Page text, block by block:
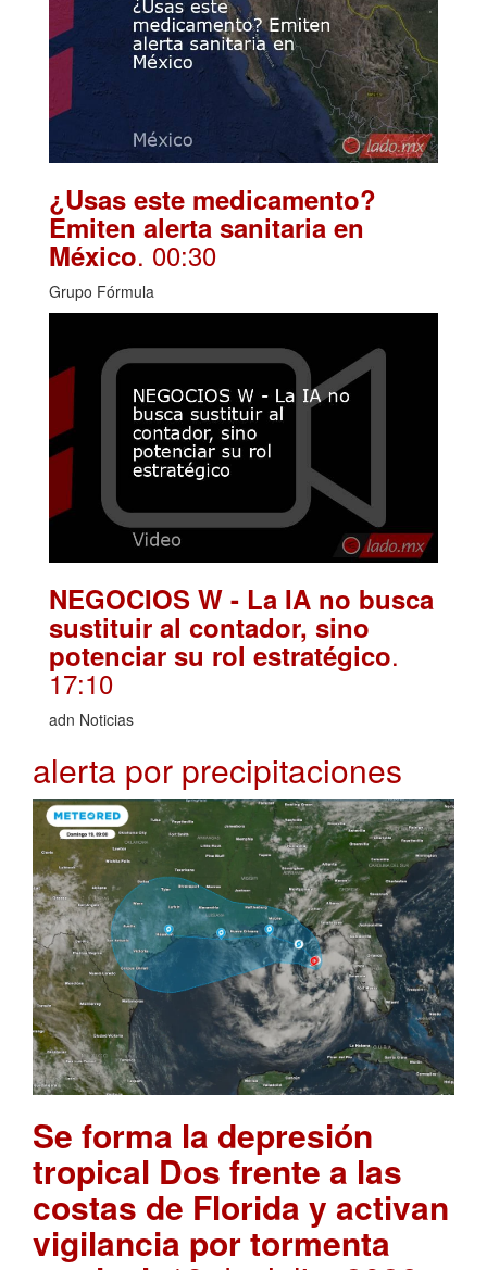
¿Usas este medicamento?
Emiten alerta sanitaria en
México. 00:30
Grupo Fórmula
NEGOCIOS W - La IA no busca
sustituir al contador, sino
potenciar su rol estratégico.
17:10
adn Noticias
alerta por precipitaciones
Se forma la depresión
tropical Dos frente a las
costas de Florida y activan
vigilancia por tormenta